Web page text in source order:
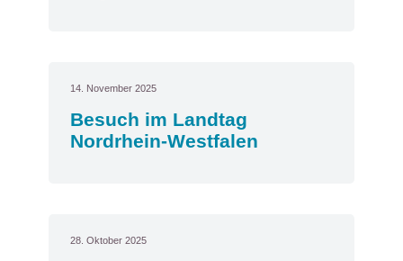
14. November 2025
Besuch im Landtag
Nordrhein-Westfalen
28. Oktober 2025